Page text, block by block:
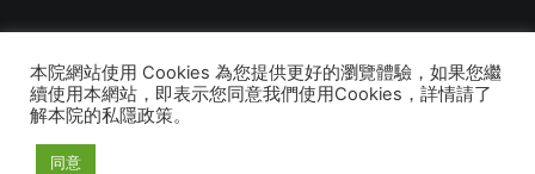
© 2026 建道神學院Alliance Bible Seminary. All rights reserved
本院網站使用 Cookies 為您提供更好的瀏覽體驗，如果您繼
續使用本網站，即表示您同意我們使用Cookies，詳情請了
解本院的私隱政策。
同意